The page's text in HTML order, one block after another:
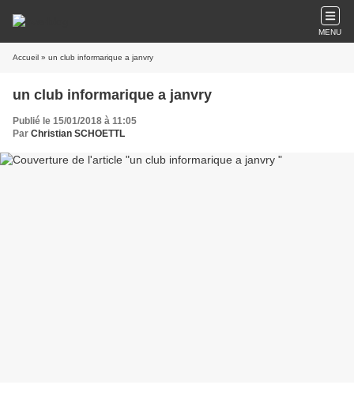
MENU
Accueil » un club informarique a janvry
un club informarique a janvry
Publié le 15/01/2018 à 11:05
Par Christian SCHOETTL